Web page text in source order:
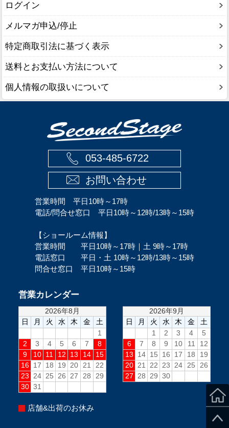
ログイン
メルマガ申込/停止
特定商取引法に基づく表示
送料とお支払い方法について
個人情報の取扱いについて
053-485-6722
お問い合わせ
営業時間 平日10時～17時
電話/問合せ窓口 平日10時～12時/13時～15時
【ショールーム情報】
営業時間 平日10時～17時｜土 9時～17時
電話窓口 平日・土 10時～12時/13時～15時
問合せ窓口 平日10時～15時
営業カレンダー
店舗&出荷のお休み